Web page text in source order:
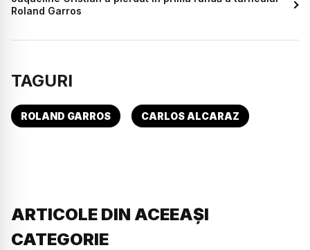
Roland Garros
TAGURI
ROLAND GARROS CARLOS ALCARAZ
ARTICOLE DIN ACEEAȘI
CATEGORIE